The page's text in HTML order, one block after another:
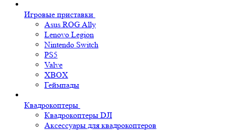
Игровые приставки
Asus ROG Ally
Lenovo Legion
Nintendo Switch
PS5
Valve
XBOX
Геймпады
Квадрокоптеры
Квадрокоптеры DJI
Аксессуары для квадрокоптеров